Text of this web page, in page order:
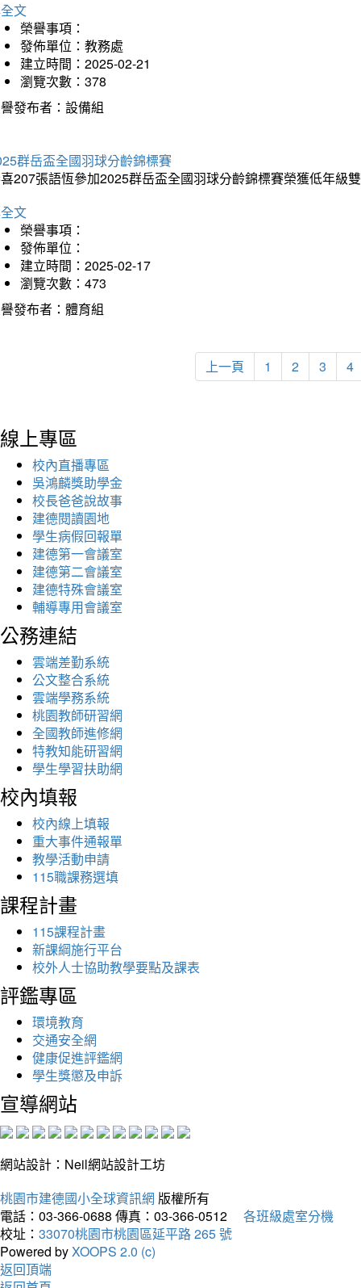
文
榮譽事項：
發佈單位：教務處
建立時間：2025-02-21
瀏覽次數：378
發布者：設備組
群岳盃全國羽球分齡錦標賽
207張語恆參加2025群岳盃全國羽球分齡錦標賽榮獲低年級
文
榮譽事項：
發佈單位：
建立時間：2025-02-17
瀏覽次數：473
發布者：體育組
上一頁 1 2 3 4
線上專區
校內直播專區
吳鴻麟獎助學金
校長爸爸說故事
建德閱讀園地
學生病假回報單
建德第一會議室
建德第二會議室
建德特殊會議室
輔導專用會議室
公務連結
雲端差勤系統
公文整合系統
雲端學務系統
桃園教師研習網
全國教師進修網
特教知能研習網
學生學習扶助網
校內填報
校內線上填報
重大事件通報單
教學活動申請
115職課務選填
課程計畫
115課程計畫
新課綱施行平台
校外人士協助教學要點及課表
評鑑專區
環境教育
交通安全網
健康促進評鑑網
學生獎懲及申訴
宣導網站
網站設計：Neil網站設計工坊
桃園市建德國小全球資訊網 版權所有
電話：03-366-0688 傳真：03-366-0512
各班級處室分機
校址： 33070桃園市桃園區延平路 265 號
Powered byXOOPS 2.0 (c)
返回頂端